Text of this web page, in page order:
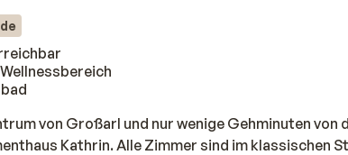
von Großarl und nur wenige Gehminuten
Kathrin. Alle Zimmer sind im klassischen